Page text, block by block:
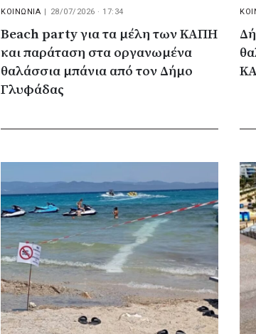
ΚΟΙΝΩΝΙΑ | 28/07/2026 · 17:34
Beach party για τα μέλη των ΚΑΠΗ
και παράταση στα οργανωμένα
θαλάσσια μπάνια από τον Δήμο
Γλυφάδας